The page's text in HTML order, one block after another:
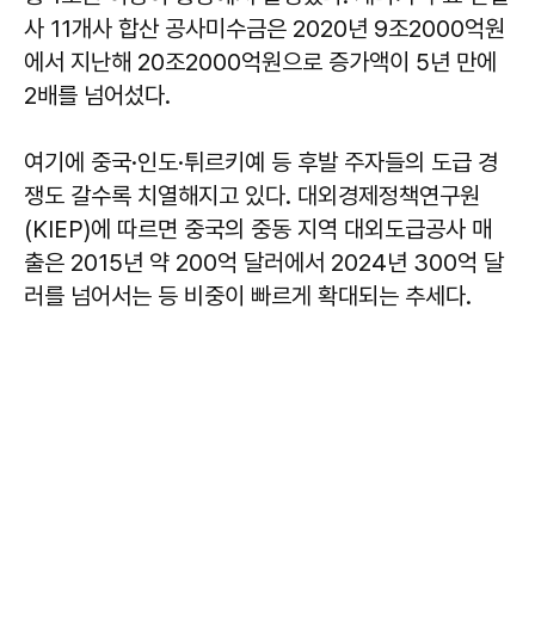
사 11개사 합산 공사미수금은 2020년 9조2000억원
에서 지난해 20조2000억원으로 증가액이 5년 만에
2배를 넘어섰다.
여기에 중국·인도·튀르키예 등 후발 주자들의 도급 경
쟁도 갈수록 치열해지고 있다. 대외경제정책연구원
(KIEP)에 따르면 중국의 중동 지역 대외도급공사 매
출은 2015년 약 200억 달러에서 2024년 300억 달
러를 넘어서는 등 비중이 빠르게 확대되는 추세다.